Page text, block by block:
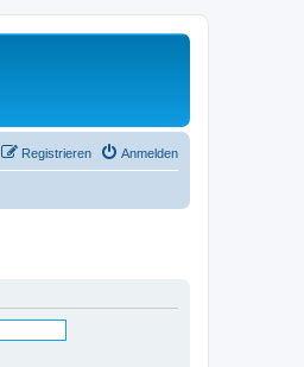
Anmelden
Registrieren